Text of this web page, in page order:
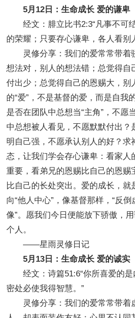
5月12日：生命成长 爱的谦卑
经文：腓立比书2:3“凡事不可
的荣耀；只要存心谦卑，各人看别
灵修分享：我们的爱常常带着
想法对，别人的想法错；总觉得自
付出少；总觉得自己的恩赐大，别
的“爱”，不是基督的爱，而是自我
是否在团队中总想当“主角”，不愿
中总想被人看见，不愿默默付出？
明自己强，不愿承认别人的好？求
态，让我们学会存心谦卑：看家人
重要，看弟兄的恩赐比自己的恩赐
比自己的长处突出。爱的成长，就
向“他人中心”，像基督那样，“反
像”。愿我们今日便能放下骄傲，
个人。
——星雨灵修日记
5月13日：生命成长 爱的诚实
经文：诗篇51:6“你所喜爱的是
密处必使我得智慧。”
灵修分享：我们的爱常常带着